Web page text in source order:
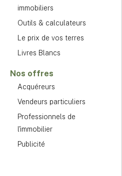
immobiliers
Outils & calculateurs
Le prix de vos terres
Livres Blancs
Nos offres
Acquéreurs
Vendeurs particuliers
Professionnels de
l'immobilier
Publicité